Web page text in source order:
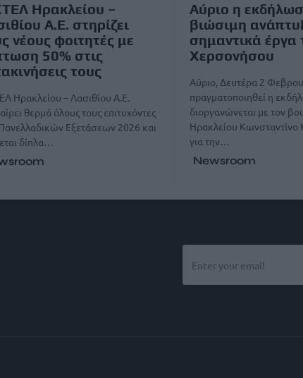
Ηρακλείου –
Α.Ε. στηρίζει
νέους φοιτητές με
50% στις
τους
Ηρακλείου – Λασιθίου Α.Ε.
θερμά όλους τους επιτυχόντες
Εξετάσεων 2026 και
δίπλα…
Αύριο η
βιώσιμη
σημαντικά έργα
Χερσονήσου
Αύριο, Δευτέρα 2
πραγματοποιηθεί η
διοργανώνεται με τον
Ηρακλείου Κωνσταντίνο
για την…
Newsroom